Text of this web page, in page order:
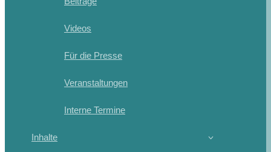
Videos
Für die Presse
Veranstaltungen
Interne Termine
Inhalte